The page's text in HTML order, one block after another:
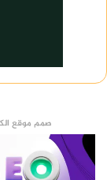
صمم موقع